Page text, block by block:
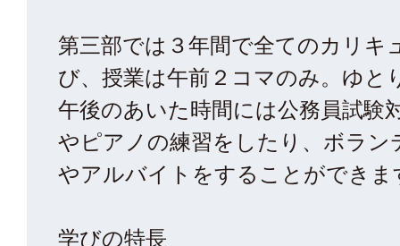
第三部では３年間で全てのカリキ
び、授業は午前２コマのみ。ゆと
午後のあいた時間には公務員試験
やピアノの練習をしたり、ボラン
やアルバイトをすることができま
学びの特長